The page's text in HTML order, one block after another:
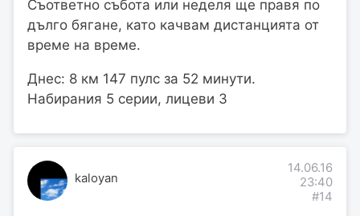
Съответно събота или неделя ще правя по
дълго бягане, като качвам дистанцията от
време на време.
Днес: 8 км 147 пулс за 52 минути.
Набирания 5 серии, лицеви 3
kaloyan
14.06.16
23:40
#14